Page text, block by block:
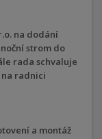
na dodání
strom do
rada schvaluje
na radnici
a montáž